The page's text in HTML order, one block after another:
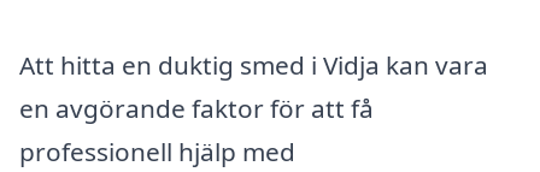
Att hitta en duktig smed i Vidja kan vara
en avgörande faktor för att få
professionell hjälp med